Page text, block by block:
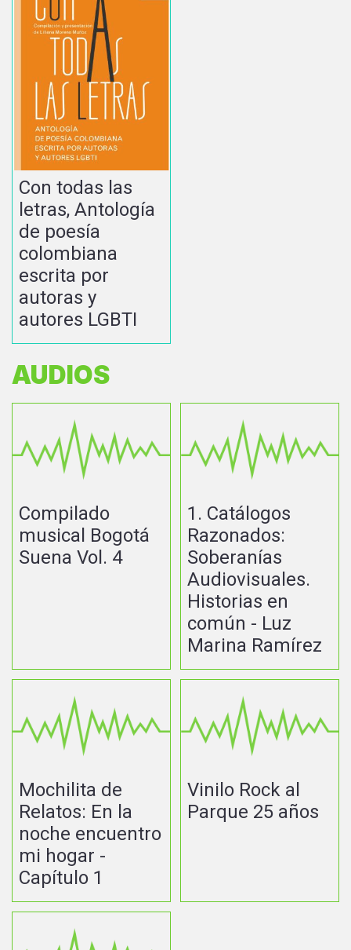
Con todas las
letras, Antología
de poesía
colombiana
escrita por
autoras y
autores LGBTI
AUDIOS
Compilado
musical Bogotá
Suena Vol. 4
1. Catálogos
Razonados:
Soberanías
Audiovisuales.
Historias en
común - Luz
Marina Ramírez
Mochilita de
Relatos: En la
noche encuentro
mi hogar -
Capítulo 1
Vinilo Rock al
Parque 25 años